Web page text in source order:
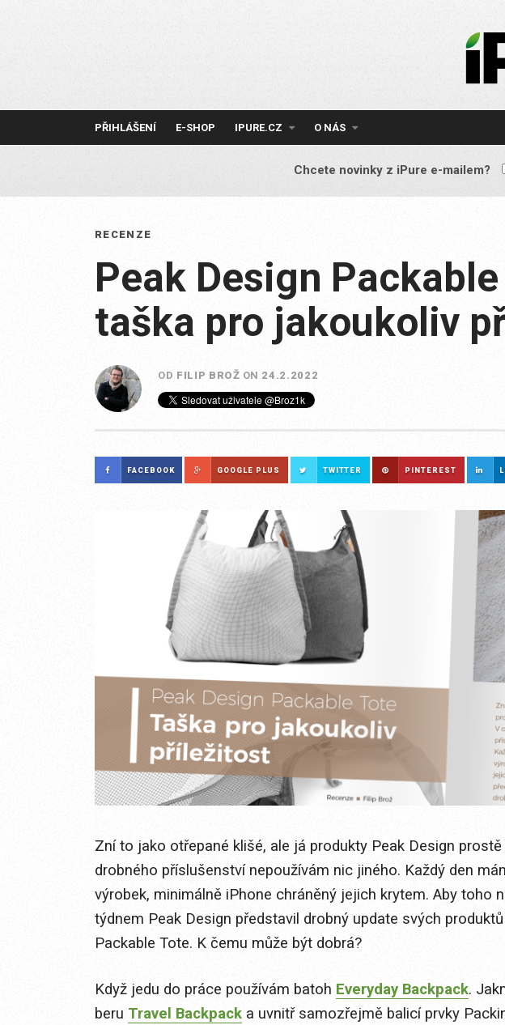
PŘIHLÁŠENÍ E-SHOP IPURE.CZ O NÁS
Chcete novinky z iPure e-mailem?
RECENZE
Peak Design
taška pro jakoukoliv
OD FILIP BROŽ ON 24.2.2022
FACEBOOK GOOGLE PLUS TWITTER PINTEREST
Zní to jako otřepané klišé, ale já produkty Peak Design
drobného příslušenství nepoužívám nic jiného. Každý den
výrobek, minimálně iPhone chráněný jejich krytem. Aby toho
týdnem Peak Design představil drobný update svých
Packable Tote. K čemu může být dobrá?
Když jedu do práce používám batoh Everyday Backpack.
beru Travel Backpack a uvnitř samozřejmě balicí prvky